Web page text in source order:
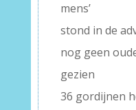
mens’
stond in de
nog geen
gezien
36 gordijnen